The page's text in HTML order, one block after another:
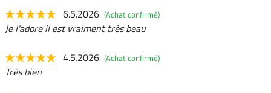
6.5.2026 (Achat confirmé)
Je l'adore il est vraiment très beau
4.5.2026 (Achat confirmé)
Très bien